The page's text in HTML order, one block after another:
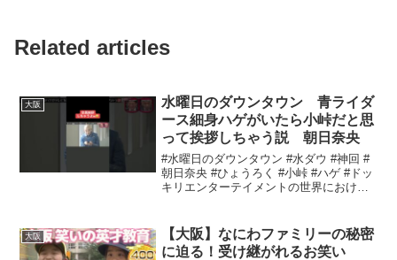
Related articles
大阪
水曜日のダウンタウン 青ライダ
ース細身ハゲがいたら小峠だと思
って挨拶しちゃう説 朝日奈央
#水曜日のダウンタウン #水ダウ #神回 #
朝日奈央 #ひょうろく #小峠 #ハゲ #ドッ
キリエンターテイメントの世界における
作品に対するイメージ形成は非常に重要
な要素...
大阪
【大阪】なにわファミリーの秘密
に迫る！受け継がれるお笑い